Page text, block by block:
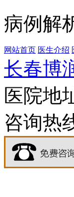
病例解
网站首页 医生介绍
长春博
医院地
咨询热